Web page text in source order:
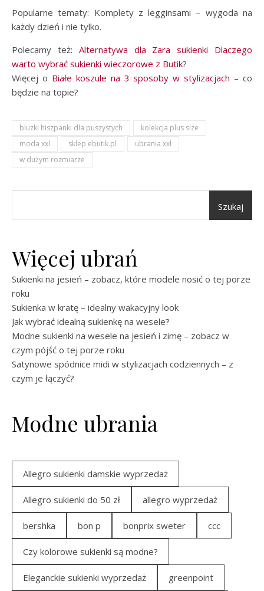
Popularne tematy: Komplety z legginsami – wygoda na
każdy dzień i nie tylko.
Polecamy też: Alternatywa dla Zara sukienki Dlaczego
warto wybrać sukienki wieczorowe z Butik?
Więcej o Białe koszule na 3 sposoby w stylizacjach – co
będzie na topie?
bluzki hiszpanki dla puszystych
kolekcja plus size
moda xxl
sklep ebutik.pl
ubrania xxl
w dużym rozmiarze
Szukaj
Więcej ubrań
Sukienki na jesień – zobacz, które modele nosić o tej porze
roku
Sukienka w kratę – idealny wakacyjny look
Jak wybrać idealną sukienkę na wesele?
Modne sukienki na wesele na jesień i zimę – zobacz w
czym pójść o tej porze roku
Satynowe spódnice midi w stylizacjach codziennych – z
czym je łączyć?
Modne ubrania
Allegro sukienki damskie wyprzedaż
Allegro sukienki do 50 zł allegro wyprzedaż
bershka bon p bonprix sweter ccc
Czy kolorowe sukienki są modne?
Eleganckie sukienki wyprzedaż greenpoint